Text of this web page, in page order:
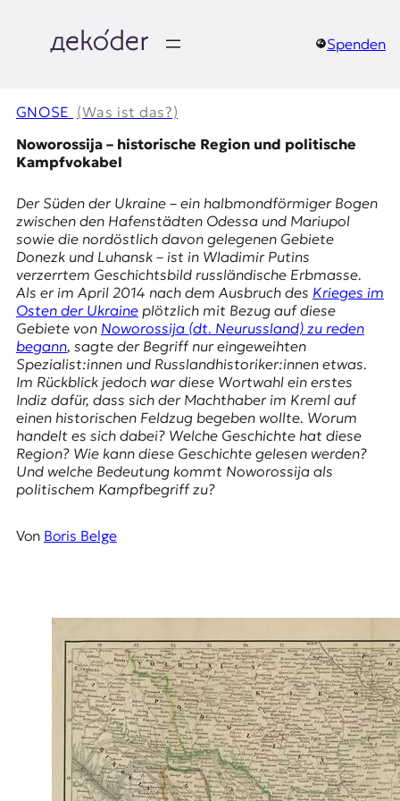
springen
e
k
d
e
r
|
D
E
K
O
D
E
Spenden
GNOSE (Was ist das?)
Noworossija – historische Region und politische
Kampfvokabel
Der Süden der Ukraine – ein halbmondförmiger Bogen
zwischen den Hafenstädten Odessa und Mariupol
sowie die nordöstlich davon gelegenen Gebiete
Donezk und Luhansk – ist in Wladimir Putins
verzerrtem Geschichtsbild russländische Erbmasse.
Als er im April 2014 nach dem Ausbruch des Krieges im
Osten der Ukraineplötzlich mit Bezug auf diese
Gebiete von Noworossija (dt. Neurussland) zu reden
begann, sagte der Begriff nur eingeweihten
Spezialist:innen und Russlandhistoriker:innen etwas.
Im Rückblick jedoch war diese Wortwahl ein erstes
Indiz dafür, dass sich der Machthaber im Kreml auf
einen historischen Feldzug begeben wollte. Worum
handelt es sich dabei? Welche Geschichte hat diese
Region? Wie kann diese Geschichte gelesen werden?
Und welche Bedeutung kommt Noworossija als
politischem Kampfbegriff zu?
Von Boris Belge